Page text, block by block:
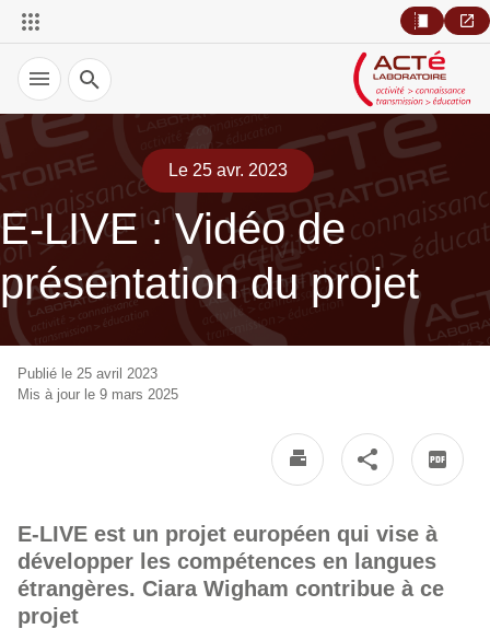
Recherche
Le 25 avr. 2023
E-LIVE : Vidéo de
présentation du projet
Publié le 25 avril 2023
Mis à jour le 9 mars 2025
E-LIVE est un projet européen qui vise à
développer les compétences en langues
étrangères. Ciara Wigham contribue à ce
projet